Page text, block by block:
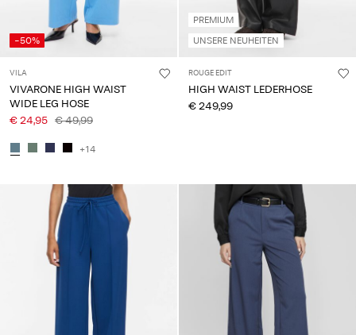
-50%
VILA
VIVARONE HIGH WAIST
WIDE LEG HOSE
€ 24,95 € 49,99
+14
PREMIUM
UNSERE NEUHEITEN
ROUGE EDIT
HIGH WAIST LEDERHOSE
€ 249,99